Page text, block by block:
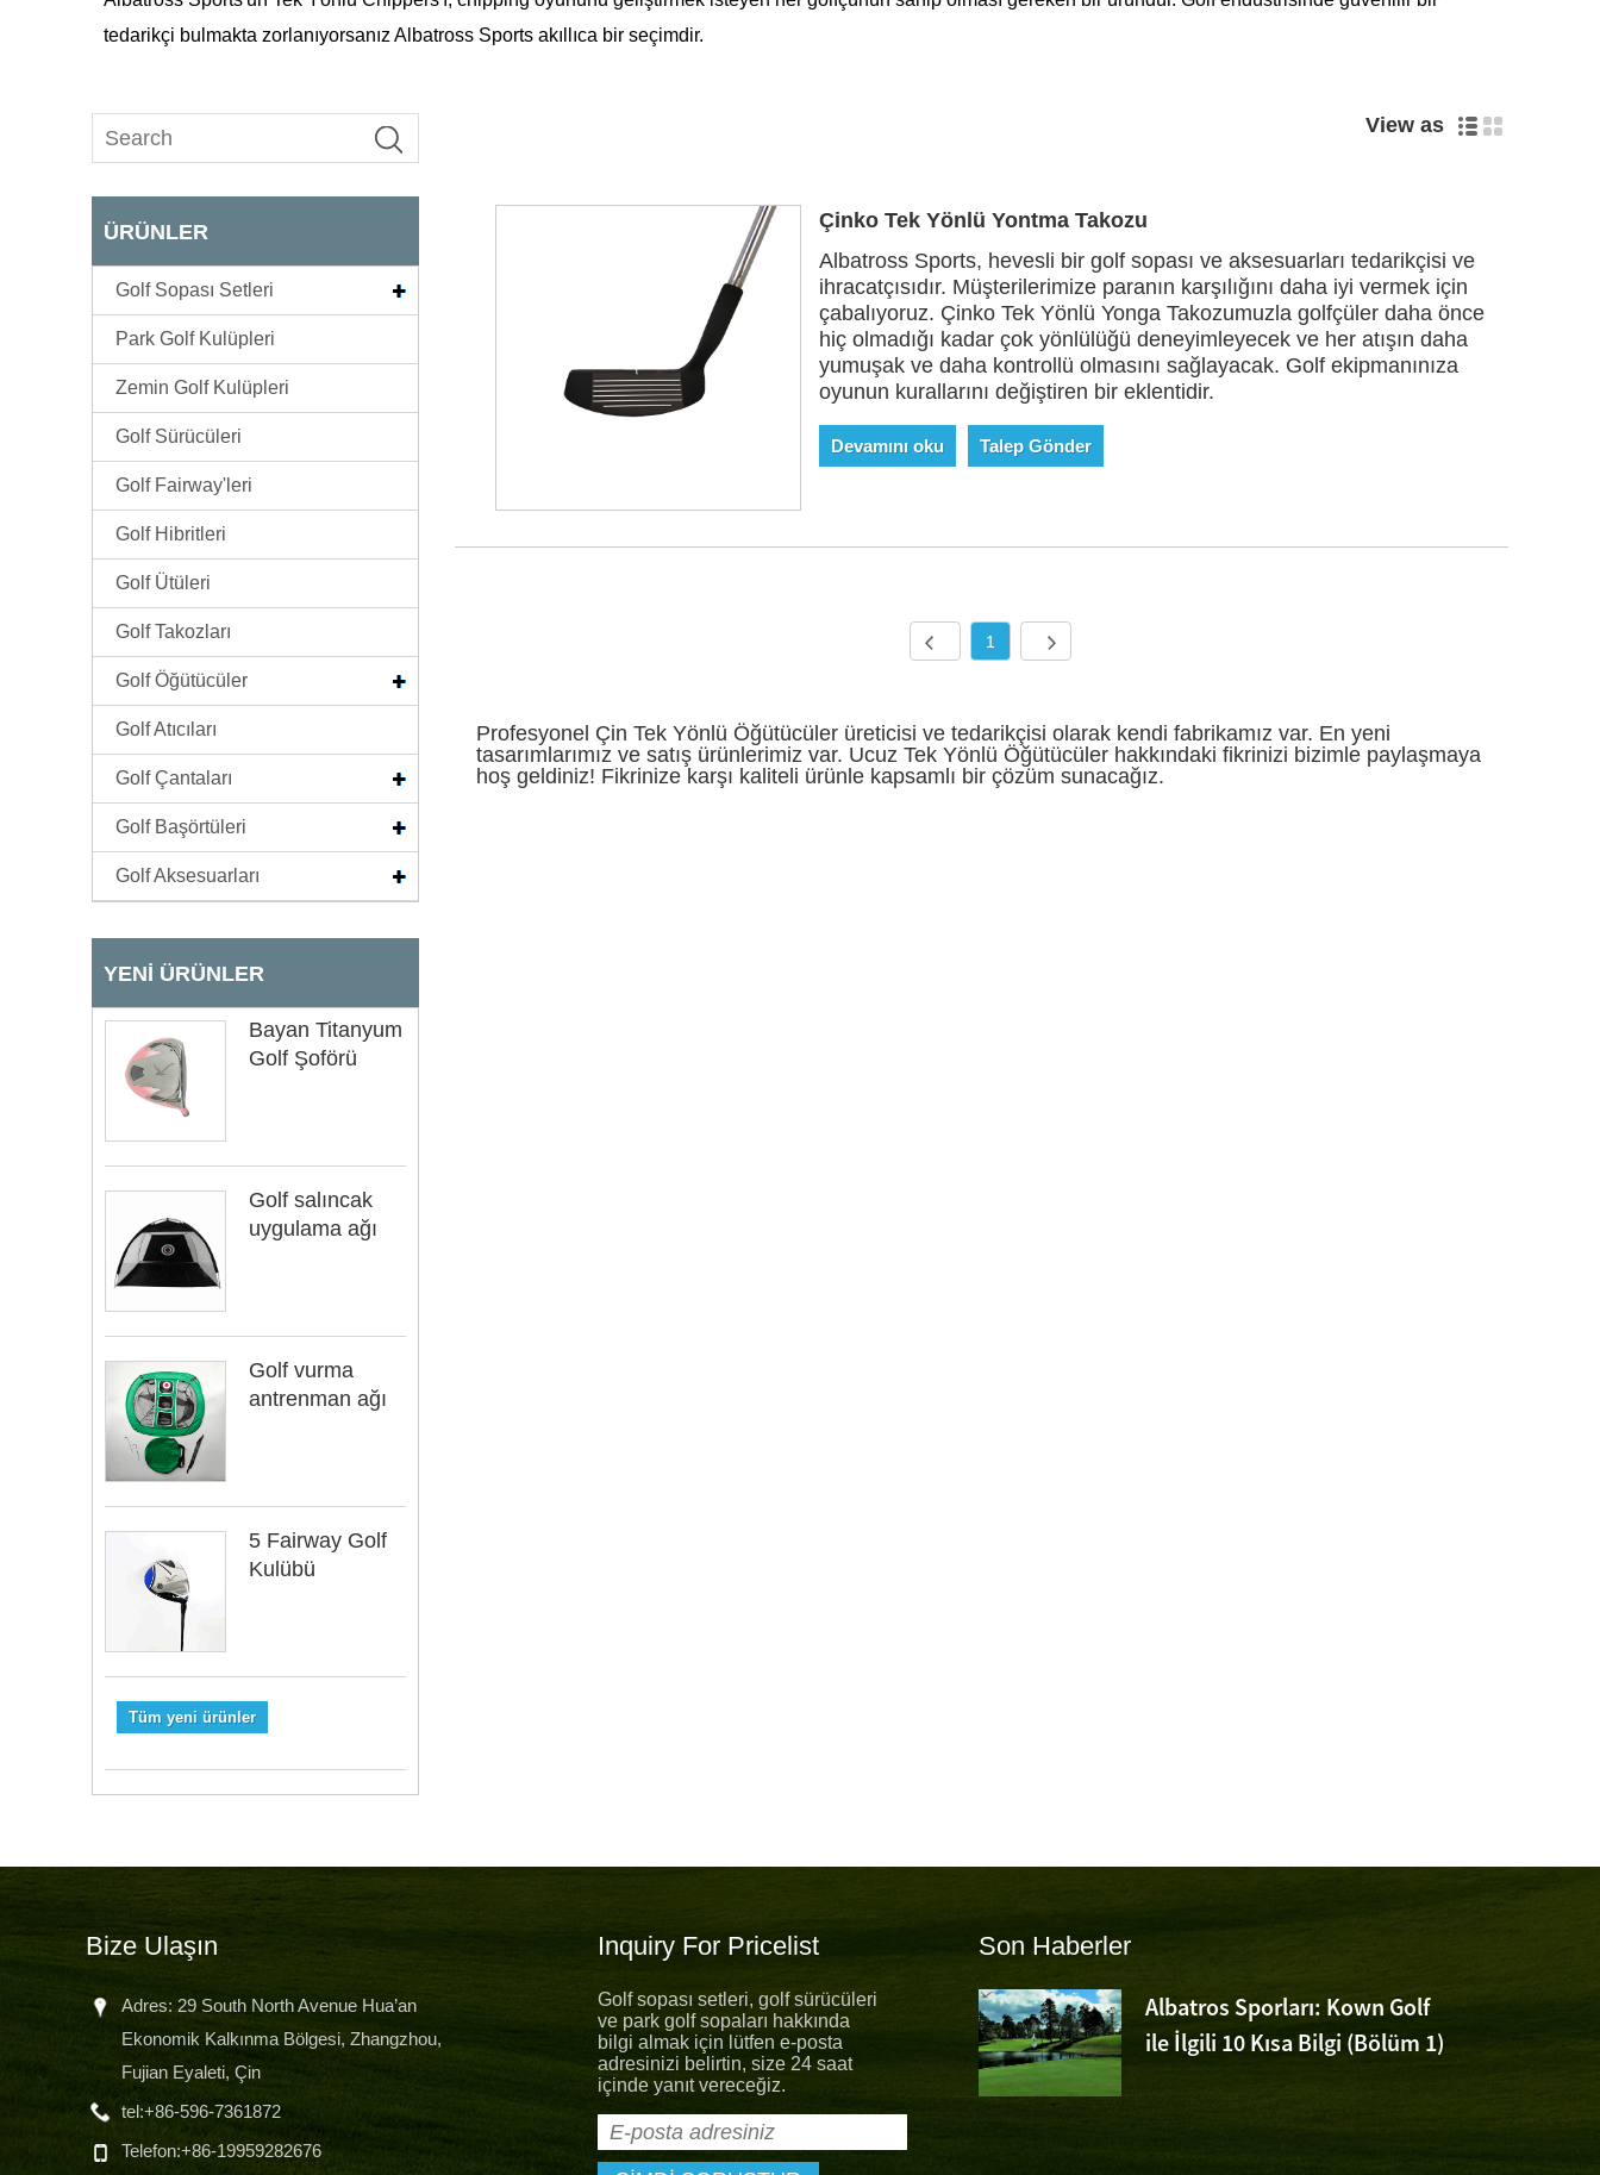
tedarikçi bulmakta zorlanıyorsanız Albatross Sports akıllıca bir seçimdir.
ÜRÜNLER
Golf Sopası Setleri
Park Golf Kulüpleri
Zemin Golf Kulüpleri
Golf Sürücüleri
Golf Fairway'leri
Golf Hibritleri
Golf Ütüleri
Golf Takozları
Golf Öğütücüler
Golf Atıcıları
Golf Çantaları
Golf Başörtüleri
Golf Aksesuarları
YENI ÜRÜNLER
Bayan Titanyum
Golf Şoförü
Golf salıncak
uygulama ağı
Golf vurma
antrenman ağı
5 Fairway Golf
Kulübü
Tüm yeni ürünler
View as
Çinko Tek Yönlü Yontma Takozu
Albatross Sports, hevesli bir golf sopası ve aksesuarları tedarikçisi ve
ihracatçısıdır. Müşterilerimize paranın karşılığını daha iyi vermek için
çabalıyoruz. Çinko Tek Yönlü Yonga Takozumuzla golfçüler daha önce
hiç olmadığı kadar çok yönlülüğü deneyimleyecek ve her atışın daha
yumuşak ve daha kontrollü olmasını sağlayacak. Golf ekipmanınıza
oyunun kurallarını değiştiren bir eklentidir.
Devamını oku Talep Gönder
1
Profesyonel Çin Tek Yönlü Öğütücüler üreticisi ve tedarikçisi olarak kendi fabrikamız var. En yeni
tasarımlarımız ve satış ürünlerimiz var. Ucuz Tek Yönlü Öğütücüler hakkındaki fikrinizi bizimle paylaşmaya
hoş geldiniz! Fikrinize karşı kaliteli ürünle kapsamlı bir çözüm sunacağız.
Bize Ulaşın
Adres: 29 South North Avenue Hua’an
Ekonomik Kalkınma Bölgesi, Zhangzhou,
Fujian Eyaleti, Çin
tel:+86-596-7361872
Telefon:+86-19959282676
Inquiry For Pricelist
Golf sopası setleri, golf sürücüleri
ve park golf sopaları hakkında
bilgi almak için lütfen e-posta
adresinizi belirtin, size 24 saat
içinde yanıt vereceğiz.
Son Haberler
Yeni üniforma yeni umut
Yeni Umut ile yeni yaz üniforması
piyasaya sürüldü. "Yaratıcı, dürüst,
fedakar, paylaşım" şirketinin temel
değerlerine uymak için Albatross Sports personeli,
müşterilerimiz için her zaman olağanüstü bir hizmet
Albatros Sporları: Kown Golf
ile İlgili 10 Kısa Bilgi (Bölüm 1)